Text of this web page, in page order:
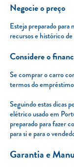
Negocie o preço
Esteja preparado para
recursos e histórico
Considere o
Se comprar o carro
termos do
Seguindo estas dicas
elétrico usado em
preparado para fazer
para si e para o
Garantia e